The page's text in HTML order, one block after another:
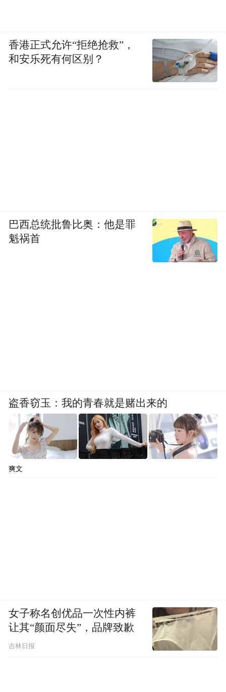
香港正式允许“拒绝抢救”，
和安乐死有何区别？
巴西总统批鲁比奥：他是罪
魁祸首
盗香窃玉：我的青春就是赌出来的
爽文
女子称名创优品一次性内裤
让其“颜面尽失”，品牌致歉
吉林日报